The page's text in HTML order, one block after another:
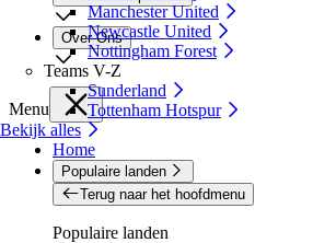
Manchester United
Newcastle United
Nottingham Forest
Teams V-Z
Sunderland
Tottenham Hotspur
Bekijk alles
Over Ons
Menu
Home
Populaire landen
Terug naar het hoofdmenu
Populaire landen